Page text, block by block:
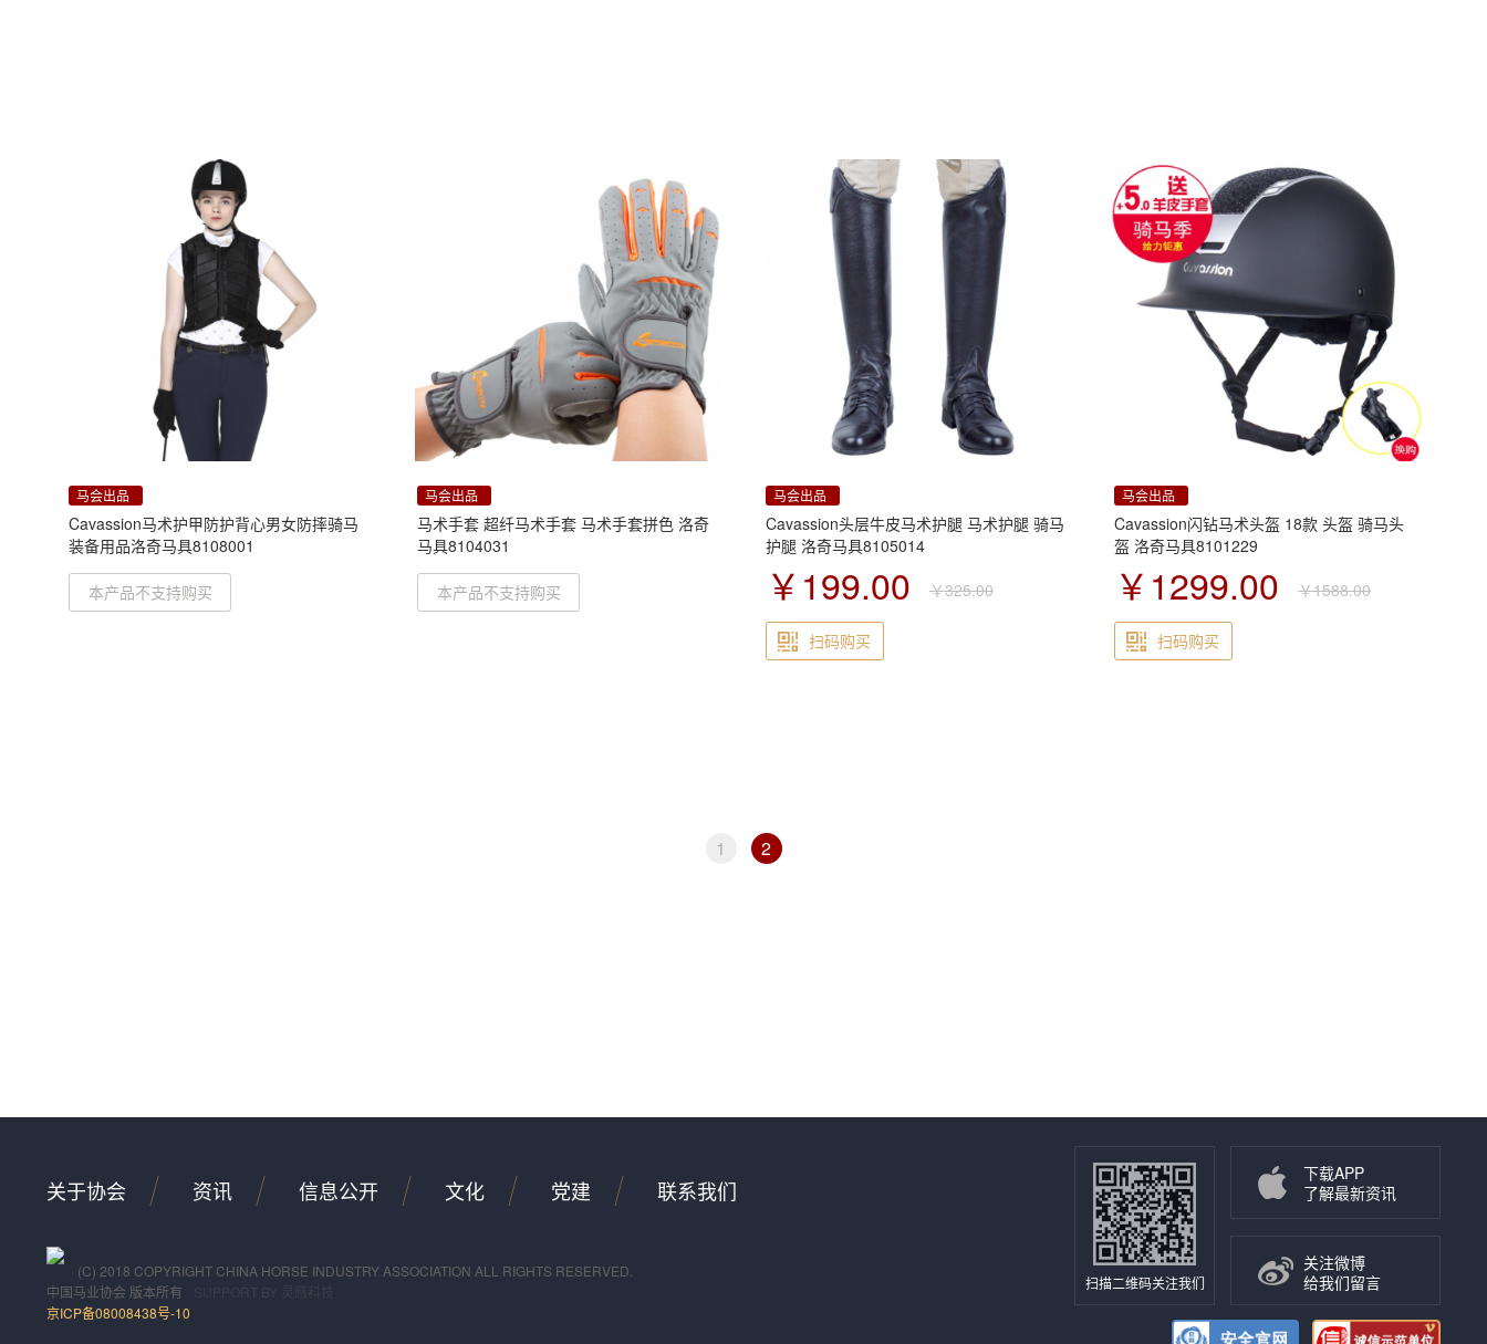
马会出品
Cavassion马术护甲防护背心男女防摔骑马
装备用品洛奇马具8108001
本产品不支持购买
马会出品
马术手套 超纤马术手套 马术手套拼色 洛奇
马具8104031
本产品不支持购买
马会出品
Cavassion头层牛皮马术护腿 马术护腿 骑马
护腿 洛奇马具8105014
￥199.00 ￥325.00
扫码购买
马会出品
Cavassion闪钻马术头盔 18款 头盔 骑马头
盔 洛奇马具8101229
￥1299.00 ￥1588.00
扫码购买
1 2
关于协会 资讯 信息公开 文化 党建 联系我们
(C) 2018 COPYRIGHT CHINA HORSE INDUSTRY ASSOCIATION ALL RIGHTS RESERVED.
中国马业协会 版本所有
京ICP备08008438号-10
扫描二维码关注我们
下载APP
了解最新资讯
关注微博
给我们留言